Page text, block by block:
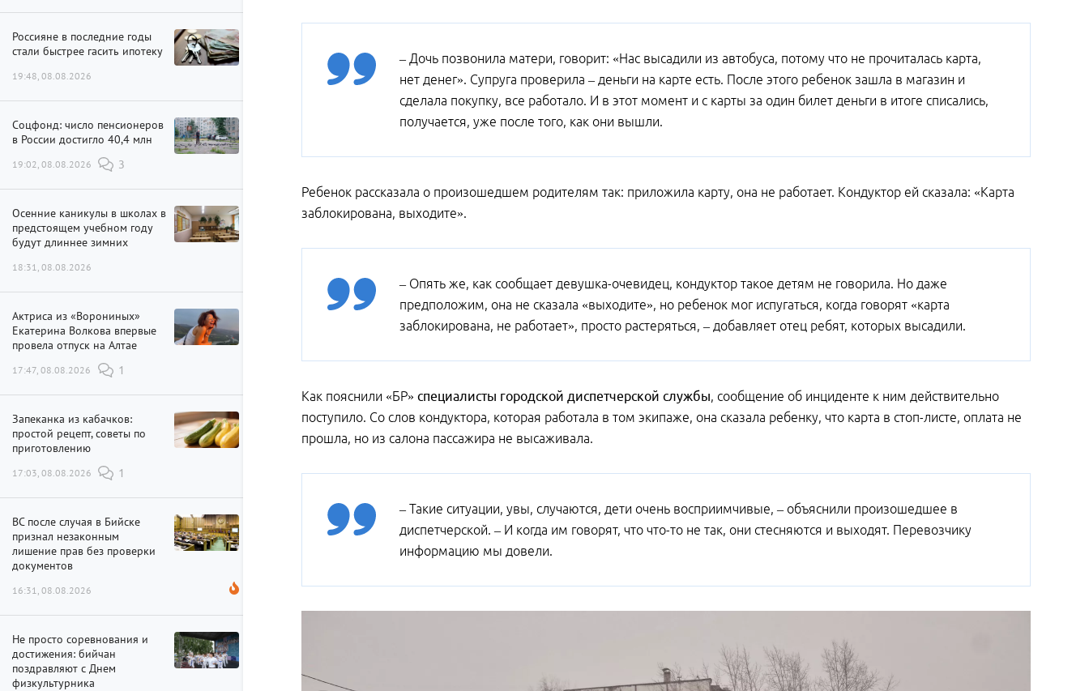
Россияне в последние годы
стали быстрее гасить ипотеку
19:48, 08.08.2026
Соцфонд: число пенсионеров
в России достигло 40,4 млн
19:02, 08.08.2026 3
Осенние каникулы в школах в
предстоящем учебном году
будут длиннее зимних
18:31, 08.08.2026
Актриса из «Ворониных»
Екатерина Волкова впервые
провела отпуск на Алтае
17:47, 08.08.2026 1
Запеканка из кабачков:
простой рецепт, советы по
приготовлению
17:03, 08.08.2026 1
ВС после случая в Бийске
признал незаконным
лишение прав без проверки
документов
16:31, 08.08.2026
Не просто соревнования и
достижения: бийчан
поздравляют с Днем
физкультурника
– Дочь позвонила матери, говорит: «Нас высадили из автобуса, потому что не прочиталась карта,
нет денег». Супруга проверила – деньги на карте есть. После этого ребенок зашла в магазин и
сделала покупку, все работало. И в этот момент и с карты за один билет деньги в итоге списались,
получается, уже после того, как они вышли.
Ребенок рассказала о произошедшем родителям так: приложила карту, она не работает. Кондуктор ей сказала: «Карта
заблокирована, выходите».
– Опять же, как сообщает девушка-очевидец, кондуктор такое детям не говорила. Но даже
предположим, она не сказала «выходите», но ребенок мог испугаться, когда говорят «карта
заблокирована, не работает», просто растеряться, – добавляет отец ребят, которых высадили.
Как пояснили «БР» специалисты городской диспетчерской службы, сообщение об инциденте к ним действительно
поступило. Со слов кондуктора, которая работала в том экипаже, она сказала ребенку, что карта в стоп-листе, оплата не
прошла, но из салона пассажира не высаживала.
– Такие ситуации, увы, случаются, дети очень восприимчивые, – объяснили произошедшее в
диспетчерской. – И когда им говорят, что что-то не так, они стесняются и выходят. Перевозчику
информацию мы довели.